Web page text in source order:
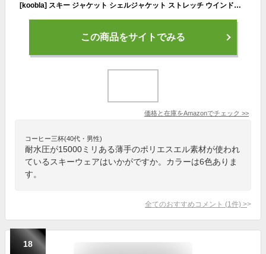
[koobla] スキー ジャケット シェルジャケット ストレッチ ウインドブレーカー マウンテンパーカー 3way フリース付 スノーボード 耐水圧15,000mm 防水 防風 kb139
この商品をサイトでみる
価格と在庫をAmazonでチェック >>
コーヒー三杯(40代・男性)
耐水圧が15000ミリある薄手のポリエスエル素材が使われ
ているスキーウェアはいかがですか。カラーは6色ありま
す。
全てのおすすめコメント (1 件) >
18